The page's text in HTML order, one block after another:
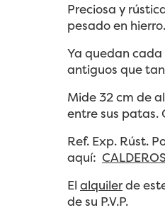
Preciosa y
pesado en hierro.
Ya quedan cada
antiguos que
Mide 32 cm de
entre sus patas.
Ref. Exp. Rúst.
aquí:
El alquilerde
de su P.V.P.